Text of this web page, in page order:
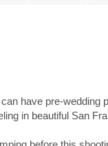
have pre-wedding
in beautiful San